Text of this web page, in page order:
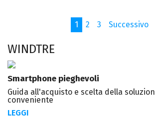
1 2 3 Successivo
WINDTRE
Smartphone pieghevoli
Guida all'acquisto e scelta della
conveniente
LEGGI